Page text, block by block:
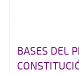
BASES DEL